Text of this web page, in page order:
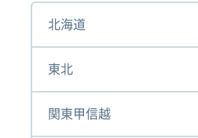
北海道
東北
関東甲信越